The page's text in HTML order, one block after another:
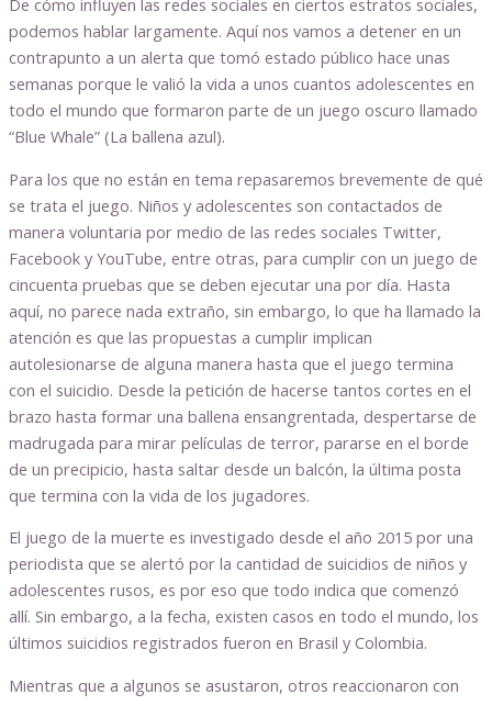
De cómo influyen las redes sociales en ciertos estratos sociales,
podemos hablar largamente. Aquí nos vamos a detener en un
contrapunto a un alerta que tomó estado público hace unas
semanas porque le valió la vida a unos cuantos adolescentes en
todo el mundo que formaron parte de un juego oscuro llamado
“Blue Whale” (La ballena azul).
Para los que no están en tema repasaremos brevemente de qué
se trata el juego. Niños y adolescentes son contactados de
manera voluntaria por medio de las redes sociales Twitter,
Facebook y YouTube, entre otras, para cumplir con un juego de
cincuenta pruebas que se deben ejecutar una por día. Hasta
aquí, no parece nada extraño, sin embargo, lo que ha llamado la
atención es que las propuestas a cumplir implican
autolesionarse de alguna manera hasta que el juego termina
con el suicidio. Desde la petición de hacerse tantos cortes en el
brazo hasta formar una ballena ensangrentada, despertarse de
madrugada para mirar películas de terror, pararse en el borde
de un precipicio, hasta saltar desde un balcón, la última posta
que termina con la vida de los jugadores.
El juego de la muerte es investigado desde el año 2015 por una
periodista que se alertó por la cantidad de suicidios de niños y
adolescentes rusos, es por eso que todo indica que comenzó
allí. Sin embargo, a la fecha, existen casos en todo el mundo, los
últimos suicidios registrados fueron en Brasil y Colombia.
Mientras que a algunos se asustaron, otros reaccionaron con